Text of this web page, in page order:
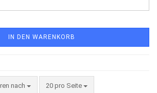
IN DEN WARENKORB
nach
nach 20 pro Seite
pro Seite